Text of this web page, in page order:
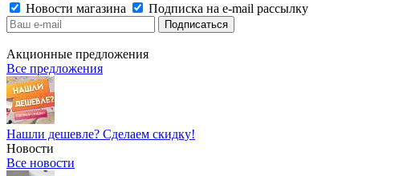
Новости магазина
Подписка на e-mail рассылку
Акционные предложения
Все предложения
Нашли дешевле? Сделаем скидку!
Новости
Все новости